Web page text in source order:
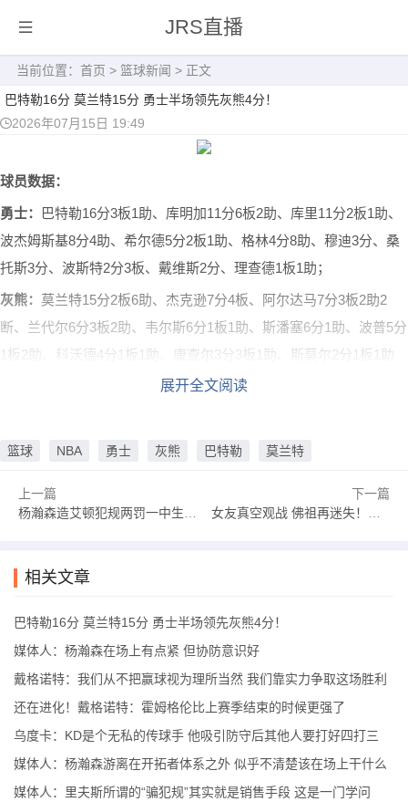
JRS直播
当前位置： 首页 > 篮球新闻 > 正文
巴特勒16分 莫兰特15分 勇士半场领先灰熊4分！
2026年07月15日 19:49
球员数据：
勇士：
巴特勒16分3板1助、库明加11分6板2助、库里11分2板1助、
波杰姆斯基8分4助、希尔德5分2板1助、格林4分8助、穆迪3分、桑
托斯3分、波斯特2分3板、戴维斯2分、理查德1板1助；
灰熊： 莫兰特15分2板6助、杰克逊7分4板、阿尔达马7分3板2助2
断、兰代尔6分3板2助、韦尔斯6分1板1助、斯潘塞6分1助、波普5分
1板2助、科沃德4分1板1助、康查尔3分3板1助、斯莫尔2分1板1助
展开全文阅读
篮球 NBA 勇士 灰熊 巴特勒 莫兰特
上一篇
杨瀚森造艾顿犯规两罚一中生涯总得分超越孙悦 独占中国球员第7位
下一篇
女友真空观战 佛祖再迷失！克莱末节惨遭DNP全场11中3仅8分2失误
相关文章
巴特勒16分 莫兰特15分 勇士半场领先灰熊4分！
媒体人：杨瀚森在场上有点紧 但协防意识好
戴格诺特：我们从不把赢球视为理所当然 我们靠实力争取这场胜利
还在进化！戴格诺特：霍姆格伦比上赛季结束的时候更强了
乌度卡：KD是个无私的传球手 他吸引防守后其他人要打好四打三
媒体人：杨瀚森游离在开拓者体系之外 似乎不清楚该在场上干什么
媒体人：里夫斯所谓的“骗犯规”其实就是销售手段 这是一门学问